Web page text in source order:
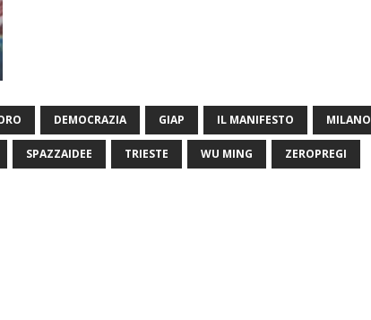
DEMOCRAZIA GIAP IL MANIFESTO MILANO
SPAZZAIDEE TRIESTE WU MING ZEROPREGI